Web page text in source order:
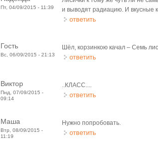
Пт, 04/09/2015 - 11:39
и выводят радиацию. И вкусные
ответить
Гость
Вс, 06/09/2015 - 21:13
Шёл, корзинкою качал – Семь
ответить
Виктор
Пнд, 07/09/2015 -
09:14
..КЛАСС....
ответить
Маша
Втр, 08/09/2015 -
11:19
Нужно попробовать.
ответить